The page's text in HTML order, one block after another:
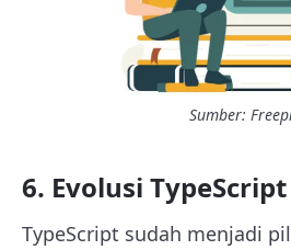
Sumber:
6. Evolusi TypeScript
TypeScript sudah menjadi